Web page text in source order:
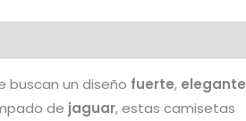
buscan un diseño fuerte, elegante
de jaguar, estas camisetas